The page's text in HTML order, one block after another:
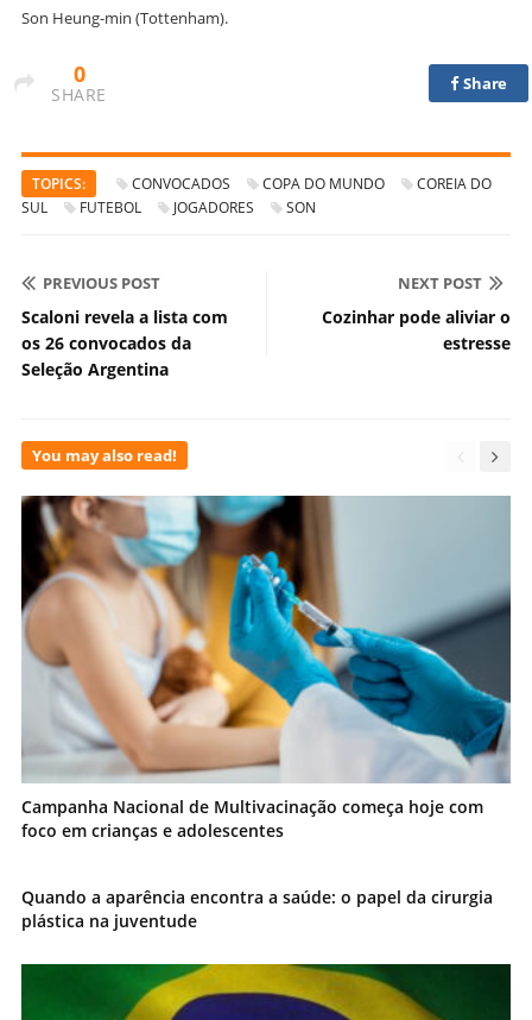
Son Heung-min (Tottenham).
0
SHARE
Share
TOPICS: CONVOCADOS COPA DO MUNDO
COREIA DO
SUL
FUTEBOL JOGADORES SON
PREVIOUS POST
Scaloni revela a lista com
os 26 convocados da
Seleção Argentina
NEXT POST
Cozinhar pode aliviar o
estresse
You may also read!
Campanha Nacional de Multivacinação começa hoje com
foco em crianças e adolescentes
Quando a aparência encontra a saúde: o papel da cirurgia
plástica na juventude